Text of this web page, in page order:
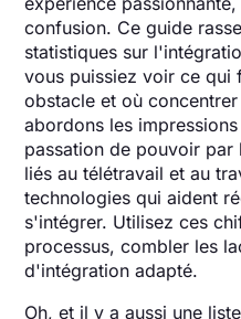
confusion. Ce guide
statistiques sur
vous puissiez voir ce qui
obstacle et où
abordons les
passation de pouvoir
liés au télétravail et au
technologies qui aident
s'intégrer. Utilisez ces
processus, combler les
d'intégration adapté.
Oh, et il y a aussi une